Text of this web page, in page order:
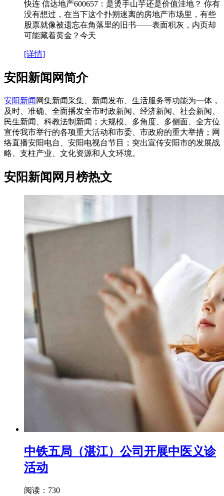
快连 信达地产600657：是烫手山芋还是价值洼地？ 你有
没有想过，在当下这个扑朔迷离的房地产市场里，有些
股票就像被遗忘在角落里的旧书——表面积灰，内页却
可能藏着黄金？今天
[详情]
安阳新闻网简介
安阳新闻 网集新闻采集、新闻发布、生活服务等功能为一体，
及时、准确、全面播发全市时政新闻、经济新闻、社会新闻、
民生新闻、科教法制新闻；大规模、多角度、多侧面、全方位
宣传我市举行的各项重大活动和市委、市政府的重大举措；网
络直播安阳电台、安阳电视台节目；突出宣传安阳市的发展战
略、支柱产业、文化资源和人文环境。
安阳新闻网月榜热文
中铁五局（湛江）公司开展中医义诊
活动
阅读：730